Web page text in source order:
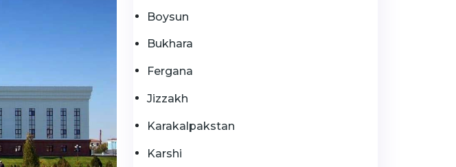
Boysun
Bukhara
Fergana
Jizzakh
Karakalpakstan
Karshi